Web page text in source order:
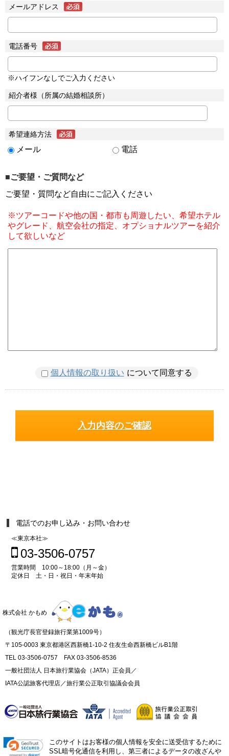
メールアドレス
電話番号
※ハイフンなしでご入力ください
紹介者様（所属の結婚相談所）
希望連絡方法
メール 電話
■ご要望・ご質問など
ご要望・質問など自由にご記入ください
※ツアーコードや他の国・都市も周遊したい、希望ホテル
やグレード、航空会社の指定、オプショナルツアーを紹介
して欲しいなど
個人情報の取り扱い について同意する
電話でのお申し込み・お問い合わせ
≪東京本社≫
03-3506-0757
営業時間 10:00～18:00（月～金）
定休日 土・日・祝日・年末年始
株式会社 かもめ
（観光庁長官登録旅行業第1009号）
〒105-0003 東京都港区西新橋1-10-2 住友生命西新橋ビルB1階
TEL 03-3506-0757 FAX 03-3506-8536
一般社団法人 日本旅行業協会（JATA）正会員／
IATA公認旅客代理店／旅行業公正取引協議会会員
このサイトはお客様の個人情報を安全に送受信するために
SSL暗号化通信を利用し、第三者によるデータの改ざんや